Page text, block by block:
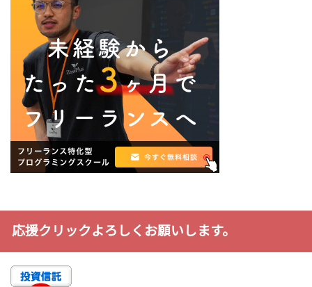
応援クリックよろしくお願いします。